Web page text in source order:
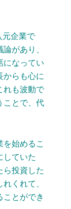
元企業で
があり、
になってい
からも心に
れも波動で
ことで、代
始めるこ
していた
ら投資した
くれて、
ことができ